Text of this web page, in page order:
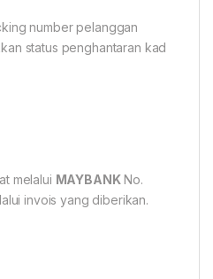
number pelanggan
status penghantaran kad
melalui MAYBANKNo.
invois yang diberikan.